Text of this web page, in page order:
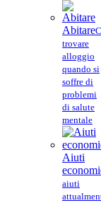
Abitare
trovare
alloggio
quando si
soffre di
problemi
di salute
mentale
Aiuti
aiuti